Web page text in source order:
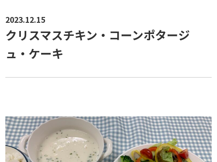
2023.12.15
クリスマスチキン・コーンポタージ
ュ・ケーキ